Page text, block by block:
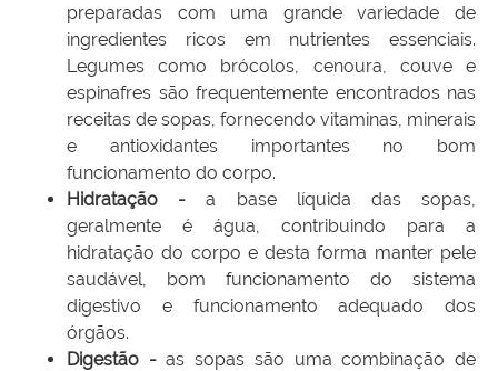
preparadas com uma grande variedade de
ingredientes ricos em nutrientes essenciais.
Legumes como brócolos, cenoura, couve e
espinafres são frequentemente encontrados nas
receitas de sopas, fornecendo vitaminas, minerais
e antioxidantes importantes no bom
funcionamento do corpo.
Hidratação - a base líquida das sopas,
geralmente é água, contribuindo para a
hidratação do corpo e desta forma manter pele
saudável, bom funcionamento do sistema
digestivo e funcionamento adequado dos
órgãos.
Digestão -as sopas são uma combinação de